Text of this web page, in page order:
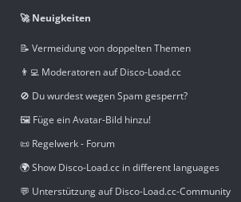
🚀 Neuigkeiten
📝 Vermeidung von doppelten Themen
👨‍💻 Moderatoren auf Disco-Load.cc
🚫 Du wurdest wegen Spam gesperrt?
🖼️ Füge ein Avatar-Bild hinzu!
📜 Regelwerk - Forum
🌍 Show Disco-Load.cc in different languages
💬 Unterstützung auf Disco-Load.cc-Community